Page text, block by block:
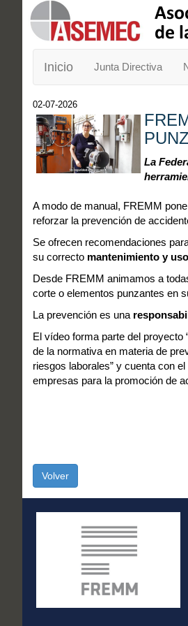
Inicio Junta Directiva
02-07-2026
La
A modo de manual, FREMM
reforzar la prevención de
Se ofrecen recomendaciones
su correcto mantenimiento y
Desde FREMM animamos a
corte o elementos punzantes en
La prevención es una
El vídeo forma parte del proyecto
de la normativa en materia de
riesgos laborales” y cuenta con
empresas para la promoción de
Volver